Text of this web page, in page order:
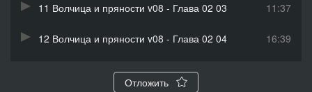
11:37
11 Волчица и пряности v08 - Глава 02 03
16:39
12 Волчица и пряности v08 - Глава 02 04
13 Волчица и пряности v08 - Глава 02 05
Отложить